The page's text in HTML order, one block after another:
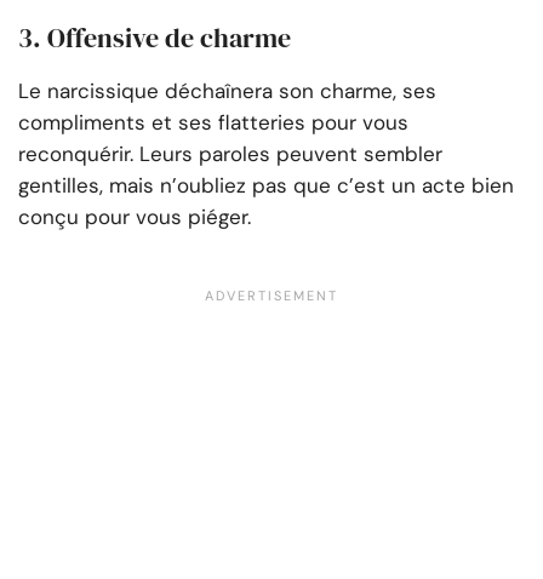
3. Offensive de charme
Le narcissique déchaînera son charme, ses
compliments et ses flatteries pour vous
reconquérir. Leurs paroles peuvent sembler
gentilles, mais n’oubliez pas que c’est un acte bien
conçu pour vous piéger.